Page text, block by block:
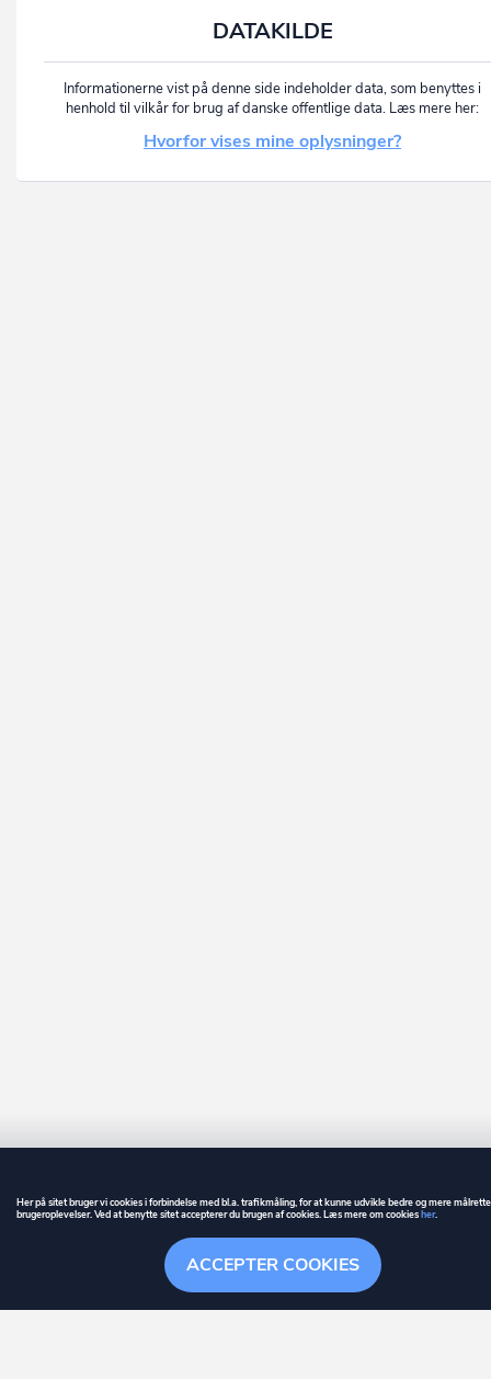
Søgehistorik Menu
DATAKILDE
Informationerne vist på denne side indeholder data, som benyttes i
henhold til vilkår for brug af danske offentlige data. Læs mere her:
Hvorfor vises mine oplysninger?
GUIDE BETINGELSER
er et registreret varemærke tilhørende ownr ApS – CVR nr.: 36 40 88
ACCEPTER COOKIES
Her på sitet bruger vi cookies i forbindelse med bl.a. trafikmåling, for at kunne udvikle bedre og mere
brugeroplevelser. Ved at benytte sitet accepterer du brugen af cookies. Læs mere om cookiesher.